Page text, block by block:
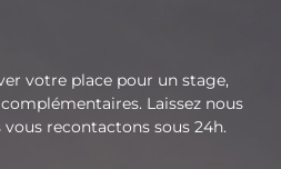
votre place pour un stage,
Laissez nous
recontactons sous 24h.